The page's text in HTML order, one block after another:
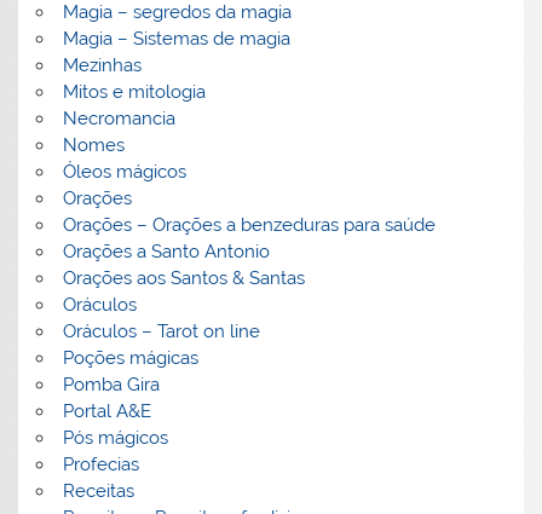
Magia – segredos da magia
Magia – Sistemas de magia
Mezinhas
Mitos e mitologia
Necromancia
Nomes
Óleos mágicos
Orações
Orações – Orações a benzeduras para saúde
Orações a Santo Antonio
Orações aos Santos & Santas
Oráculos
Oráculos – Tarot on line
Poções mágicas
Pomba Gira
Portal A&E
Pós mágicos
Profecias
Receitas